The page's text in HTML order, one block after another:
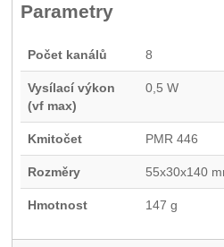
Parametry
Počet kanálů 8
Vysílací výkon
(vf max)
0,5 W
Kmitočet PMR 446
Rozměry 55x30x140
Hmotnost 147 g